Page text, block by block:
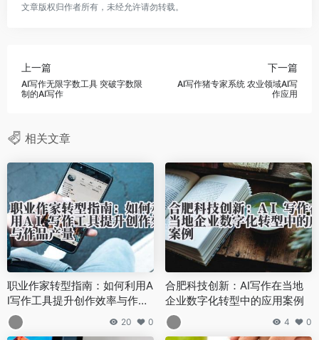
文章版权归作者所有，未经允许请勿转载。
上一篇
AI写作无限字数工具 突破字数限
制的AI写作
下一篇
AI写作猪专家系统 农业领域AI写
作应用
相关文章
职业作家转型指南：如何利用A
I写作工具提升创作效率与作品
产量
20 0
合肥科技创新：AI写作在当地
企业数字化转型中的应用案例
4 0